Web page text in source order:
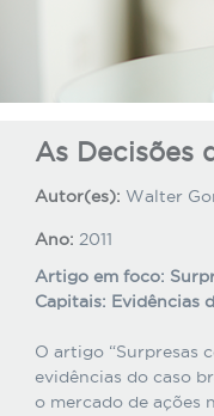
As Decisões
Autor(es): Walter
Ano: 2011
Artigo em foco:
Capitais: Evidências
O artigo “Surpresas
evidências do caso
o mercado de ações